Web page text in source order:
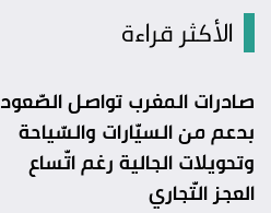
الأكثر قراءة
صادرات المغرب تواصل الصّعود
بدعم من السيّارات والسّياحة
وتحويلات الجالية رغم اتّساع
العجز التّجاري